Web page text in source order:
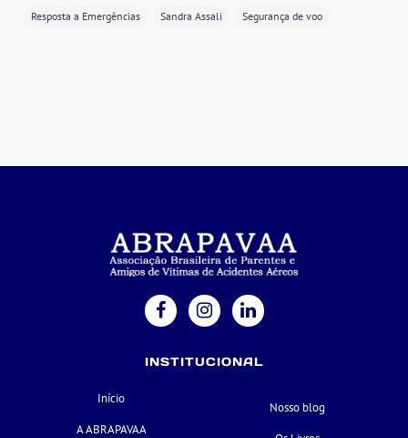
Resposta a Emergências
Sandra Assali Segurança de voo
INSTITUCIONAL
Início
A ABRAPAVAA
Nosso blog